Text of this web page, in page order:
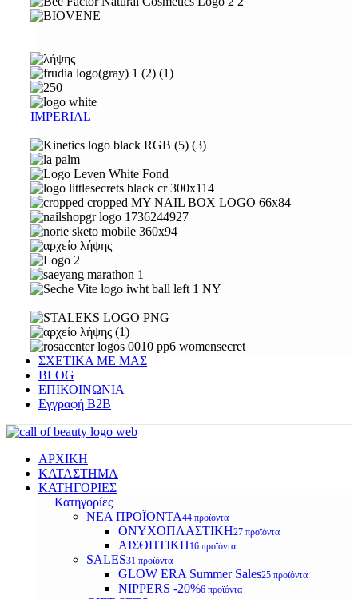
IMPERIAL
ΣΧΕΤΙΚΑ ΜΕ ΜΑΣ
BLOG
ΕΠΙΚΟΙΝΩΝΙΑ
Εγγραφή Β2Β
ΑΡΧΙΚΗ
ΚΑΤΑΣΤΗΜΑ
ΚΑΤΗΓΟΡΙΕΣ
Κατηγορίες
ΝΕΑ ΠΡΟΪΟΝΤΑ44 προϊόντα
ΟΝΥΧΟΠΛΑΣΤΙΚΗ27 προϊόντα
ΑΙΣΘΗΤΙΚΗ16 προϊόντα
SALES31 προϊόντα
GLOW ERA Summer Sales25 προϊόντα
NIPPERS -20%6 προϊόντα